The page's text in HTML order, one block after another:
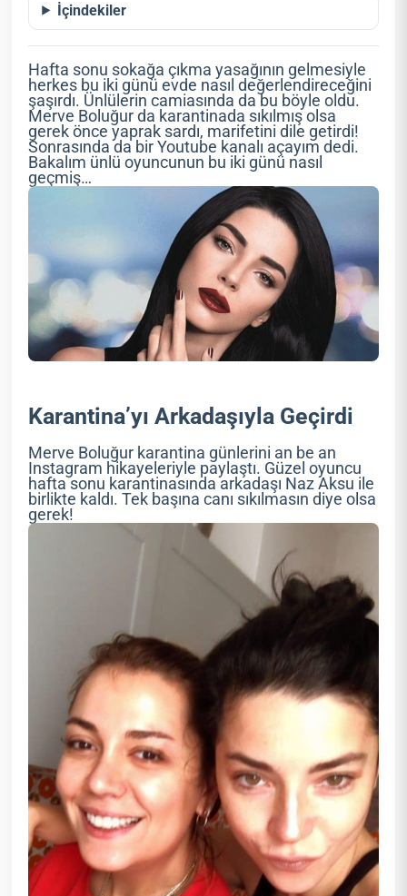
İçindekiler
Hafta sonu sokağa çıkma yasağının gelmesiyle
herkes bu iki günü evde nasıl değerlendireceğini
şaşırdı. Ünlülerin camiasında da bu böyle oldu.
Merve Boluğur da karantinada sıkılmış olsa
gerek önce yaprak sardı, marifetini dile getirdi!
Sonrasında da bir Youtube kanalı açayım dedi.
Bakalım ünlü oyuncunun bu iki günü nasıl
geçmiş…
Karantina’yı Arkadaşıyla Geçirdi
Merve Boluğur karantina günlerini an be an
Instagram hikayeleriyle paylaştı. Güzel oyuncu
hafta sonu karantinasında arkadaşı Naz Aksu ile
birlikte kaldı. Tek başına canı sıkılmasın diye olsa
gerek!